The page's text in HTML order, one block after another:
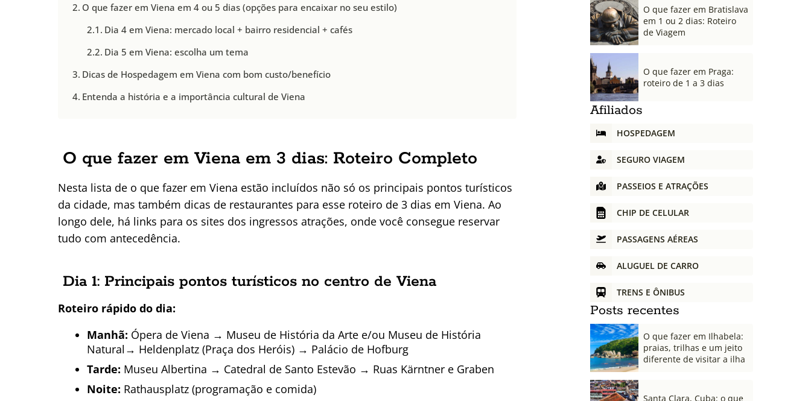
O que fazer em Viena em 4 ou 5 dias (opções para encaixar no seu estilo)
Dia 4 em Viena: mercado local + bairro residencial + cafés
Dia 5 em Viena: escolha um tema
Dicas de Hospedagem em Viena com bom custo/benefício
Entenda a história e a importância cultural de Viena
O que fazer em Viena em 3 dias: Roteiro Completo
Nesta lista de o que fazer em Viena estão incluídos não só os principais pontos turísticos
da cidade, mas também dicas de restaurantes para esse roteiro de 3 dias em Viena. Ao
longo dele, há links para os sites dos ingressos atrações, onde você consegue reservar
tudo com antecedência.
Dia 1: Principais pontos turísticos no centro de Viena
Roteiro rápido do dia:
Manhã: Ópera de Viena → Museu de História da Arte e/ou Museu de História
Natural→ Heldenplatz (Praça dos Heróis) → Palácio de Hofburg
Tarde: Museu Albertina → Catedral de Santo Estevão → Ruas Kärntner e Graben
Noite: Rathausplatz (programação e comida)
O que fazer em Bratislava
em 1 ou 2 dias: Roteiro
de Viagem
O que fazer em Praga:
roteiro de 1 a 3 dias
Afiliados
HOSPEDAGEM
SEGURO VIAGEM
PASSEIOS E ATRAÇÕES
CHIP DE CELULAR
PASSAGENS AÉREAS
ALUGUEL DE CARRO
TRENS E ÔNIBUS
Posts recentes
O que fazer em Ilhabela:
praias, trilhas e um jeito
diferente de visitar a ilha
Santa Clara, Cuba: o que